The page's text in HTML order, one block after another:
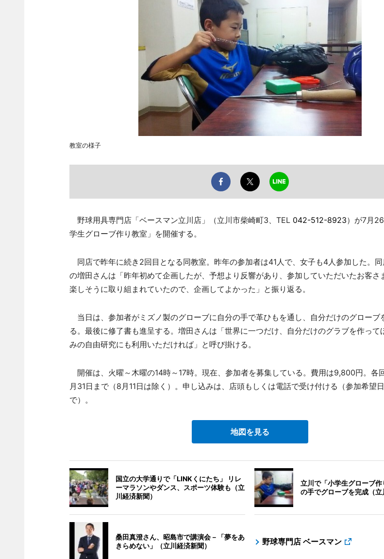
教室の様子
野球用具専門店「ベースマン立川店」（立川市柴崎町3、TEL 042-512-8923）が7月
学生グローブ作り教室」を開催する。
同店で昨年に続き2回目となる同教室。昨年の参加者は41人で、女子も4人参加した。同
の増田さんは「昨年初めて企画したが、予想より反響があり、参加していただいたお客さ
楽しそうに取り組まれていたので、企画してよかった」と振り返る。
当日は、参加者がミズノ製のグローブに自分の手で革ひもを通し、自分だけのグローブ
る。最後に修了書も進呈する。増田さんは「世界に一つだけ、自分だけのグラブを作って
みの自由研究にも利用いただければ」と呼び掛ける。
開催は、火曜～木曜の14時～17時。現在、参加者を募集している。費用は9,800円。各
月31日まで（8月11日は除く）。申し込みは、店頭もしくは電話で受け付ける（参加希望
で）。
地図を見る
国立の大学通りで「LINKくにたち」 リレ
ーマラソンやダンス、スポーツ体験も（立
川経済新聞）
立川で「小学生グローブ
の手でグローブを完成（立
桑田真澄さん、昭島市で講演会－「夢をあ
きらめない」（立川経済新聞）
野球専門店 ベースマン